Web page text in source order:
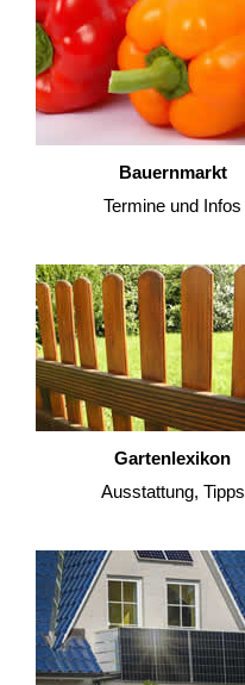
Bauernmarkt
Termine und Infos
Gartenlexikon
Ausstattung, Tipps